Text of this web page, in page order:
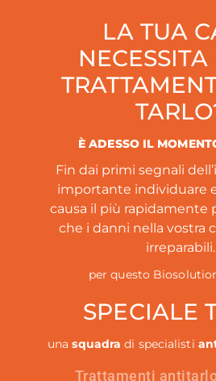
LA TUA
È ADESSO IL
Fin dai primi segnali
importante individuare
causa il più rapidamente
che i danni nella vostra
irreparabili.
per questo
SPECIALE
unasquadra di specialisti
Trattamenti